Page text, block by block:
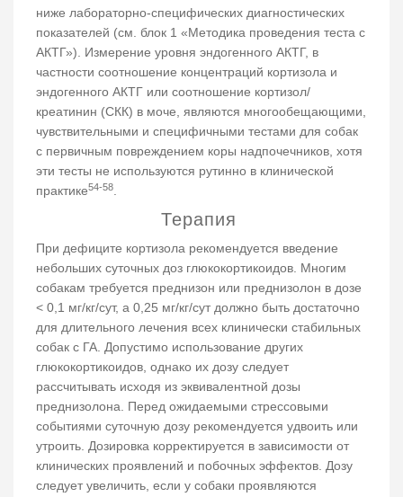
ниже лабораторно-специфических диагностических
показателей (см. блок 1 «Методика проведения теста с
АКТГ»). Измерение уровня эндогенного АКТГ, в
частности соотношение концентраций кортизола и
эндогенного АКТГ или соотношение кортизол/
креатинин (СКК) в моче, являются многообещающими,
чувствительными и специфичными тестами для собак
с первичным повреждением коры надпочечников, хотя
эти тесты не используются рутинно в клинической
практике54-58
Терапия
При дефиците кортизола рекомендуется введение
небольших суточных доз глюкокортикоидов. Многим
собакам требуется преднизон или преднизолон в дозе
< 0,1 мг/кг/сут, а 0,25 мг/кг/сут должно быть достаточно
для длительного лечения всех клинически стабильных
собак с ГА. Допустимо использование других
глюкокортикоидов, однако их дозу следует
рассчитывать исходя из эквивалентной дозы
преднизолона. Перед ожидаемыми стрессовыми
событиями суточную дозу рекомендуется удвоить или
утроить. Дозировка корректируется в зависимости от
клинических проявлений и побочных эффектов. Дозу
следует увеличить, если у собаки проявляются